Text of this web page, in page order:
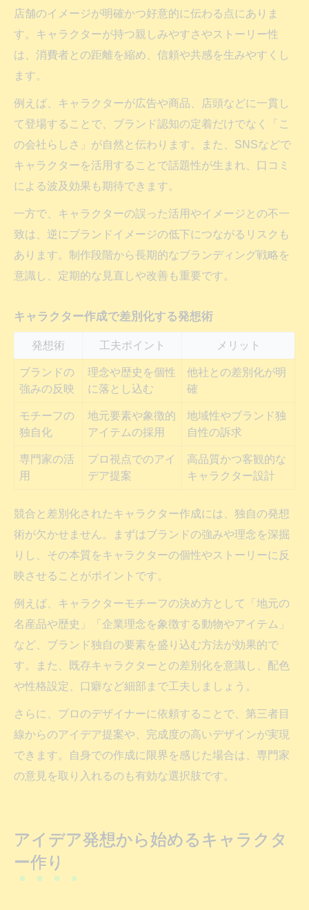
店舗のイメージが明確かつ好意的に伝わる点にありま
す。キャラクターが持つ親しみやすさやストーリー性
は、消費者との距離を縮め、信頼や共感を生みやすくし
ます。
例えば、キャラクターが広告や商品、店頭などに一貫し
て登場することで、ブランド認知の定着だけでなく「こ
の会社らしさ」が自然と伝わります。また、SNSなどで
キャラクターを活用することで話題性が生まれ、口コミ
による波及効果も期待できます。
一方で、キャラクターの誤った活用やイメージとの不一
致は、逆にブランドイメージの低下につながるリスクも
あります。制作段階から長期的なブランディング戦略を
意識し、定期的な見直しや改善も重要です。
キャラクター作成で差別化する発想術
発想術 工夫ポイント メリット
ブランドの
強みの反映
理念や歴史を個性
に落とし込む
他社との差別化が明
確
モチーフの
独自化
地元要素や象徴的
アイテムの採用
地域性やブランド独
自性の訴求
専門家の活
用
プロ視点でのアイ
デア提案
高品質かつ客観的な
キャラクター設計
競合と差別化されたキャラクター作成には、独自の発想
術が欠かせません。まずはブランドの強みや理念を深掘
りし、その本質をキャラクターの個性やストーリーに反
映させることがポイントです。
例えば、キャラクターモチーフの決め方として「地元の
名産品や歴史」「企業理念を象徴する動物やアイテム」
など、ブランド独自の要素を盛り込む方法が効果的で
す。また、既存キャラクターとの差別化を意識し、配色
や性格設定、口癖など細部まで工夫しましょう。
さらに、プロのデザイナーに依頼することで、第三者目
線からのアイデア提案や、完成度の高いデザインが実現
できます。自身での作成に限界を感じた場合は、専門家
の意見を取り入れるのも有効な選択肢です。
アイデア発想から始めるキャラクタ
ー作り